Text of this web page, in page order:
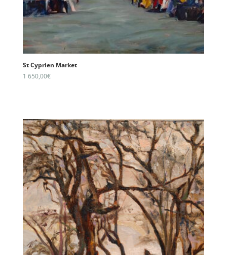
St Cyprien Market
1 650,00€